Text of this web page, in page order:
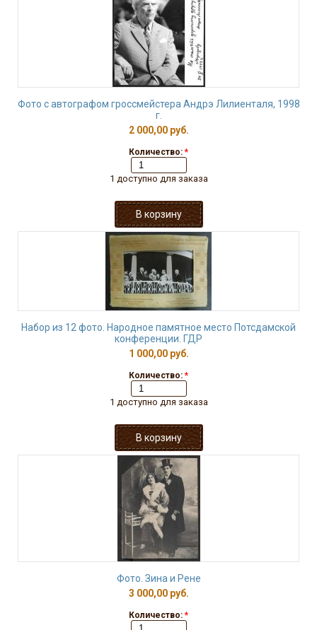
Фото с автографом гроссмейстера Андрэ Лилиенталя, 1998
г.
2 000,00 руб.
Количество: *
1 доступно для заказа
Набор из 12 фото. Народное памятное место Потсдамской
конференции. ГДР
1 000,00 руб.
Количество: *
1 доступно для заказа
Фото. Зина и Рене
3 000,00 руб.
Количество: *